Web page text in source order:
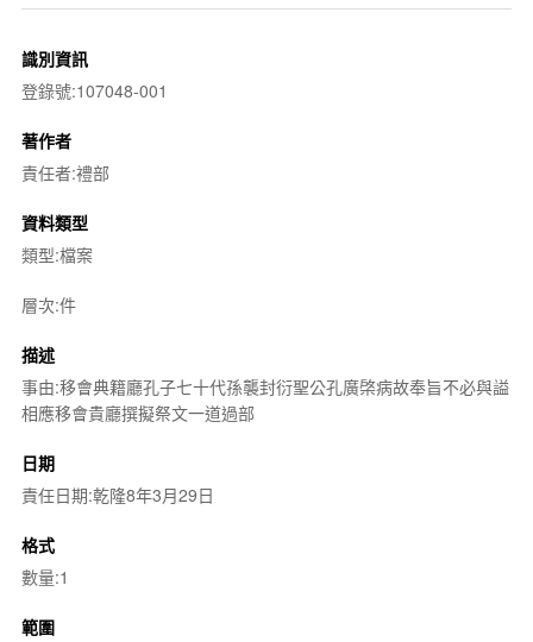
識別資訊
登錄號:107048-001
著作者
責任者:禮部
資料類型
類型:檔案
層次:件
描述
事由:移會典籍廳孔子七十代孫襲封衍聖公孔廣棨病故奉旨不必與謚
相應移會貴廳撰擬祭文一道過部
日期
責任日期:乾隆8年3月29日
格式
數量:1
範圍